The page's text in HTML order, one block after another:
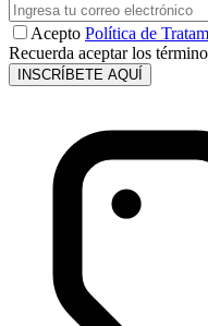
Acepto Política de
Recuerda aceptar los
INSCRÍBETE AQUÍ